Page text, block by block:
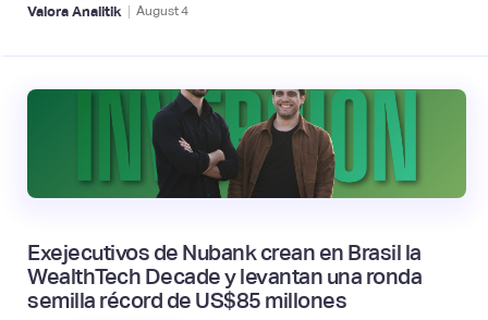
Valora Analitik | August4
Exejecutivos de Nubank crean en Brasil la
WealthTech Decade y levantan una ronda
semilla récord de US$85 millones